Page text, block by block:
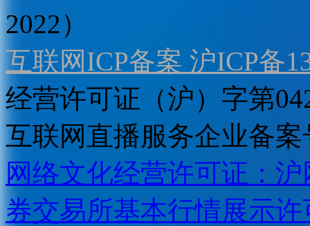
2022）
互联网ICP备案 沪ICP备
经营许可证（沪）字第
互联网直播服务企业备案
网络文化经营许可证：
券交易所基本行情展示许